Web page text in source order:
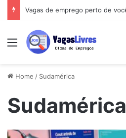
Menu
Home / Sudamérica
Sudamérica